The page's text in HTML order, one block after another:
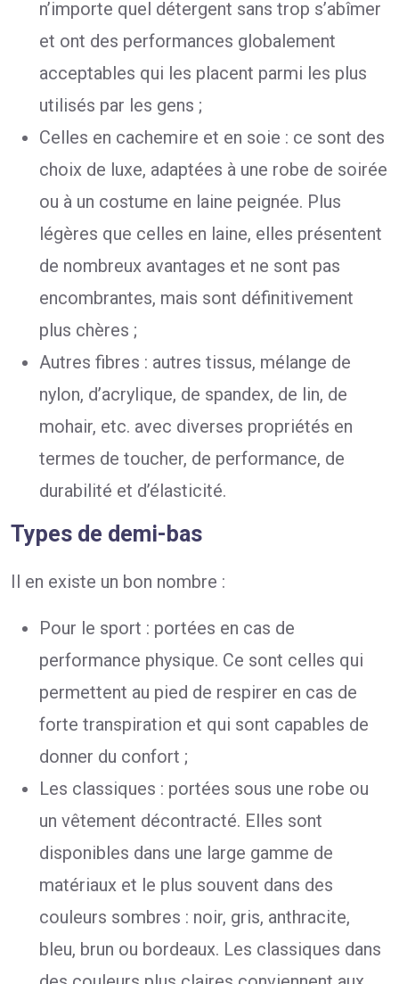
n’importe quel détergent sans trop s’abîmer
et ont des performances globalement
acceptables qui les placent parmi les plus
utilisés par les gens ;
Celles en cachemire et en soie : ce sont des
choix de luxe, adaptées à une robe de soirée
ou à un costume en laine peignée. Plus
légères que celles en laine, elles présentent
de nombreux avantages et ne sont pas
encombrantes, mais sont définitivement
plus chères ;
Autres fibres : autres tissus, mélange de
nylon, d’acrylique, de spandex, de lin, de
mohair, etc. avec diverses propriétés en
termes de toucher, de performance, de
durabilité et d’élasticité.
Types de demi-bas
Il en existe un bon nombre :
Pour le sport : portées en cas de
performance physique. Ce sont celles qui
permettent au pied de respirer en cas de
forte transpiration et qui sont capables de
donner du confort ;
Les classiques : portées sous une robe ou
un vêtement décontracté. Elles sont
disponibles dans une large gamme de
matériaux et le plus souvent dans des
couleurs sombres : noir, gris, anthracite,
bleu, brun ou bordeaux. Les classiques dans